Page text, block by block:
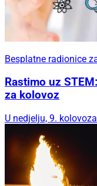
Besplatne radionice
Rastimo uz
za kolovoz
U nedjelju, 9. kolovoza